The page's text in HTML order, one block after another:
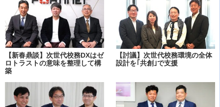
【新春鼎談】次世代校務DXはゼ
ロトラストの意味を整理して構
築
【討議】次世代校務環境の全体
設計を｢共創｣で支援